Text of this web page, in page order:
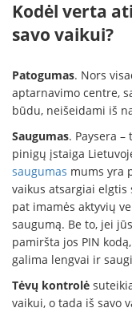
Kodėl verta
savo vaikui?
Patogumas. Nors
aptarnavimo centre,
būdu, neišeidami iš
Saugumas. Paysera
pinigų įstaiga
saugumas mums yra
vaikus atsargiai
pat imamės aktyvių
saugumą. Be to, jei
pamiršta jos PIN
galima lengvai ir
Tėvų kontrolė
vaikui, o tada iš savo